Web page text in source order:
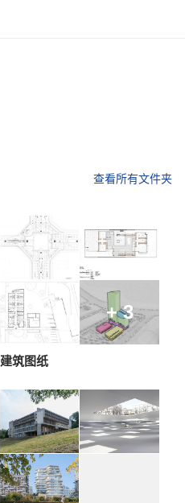
查看所有文件夹
+ 3
建筑图纸